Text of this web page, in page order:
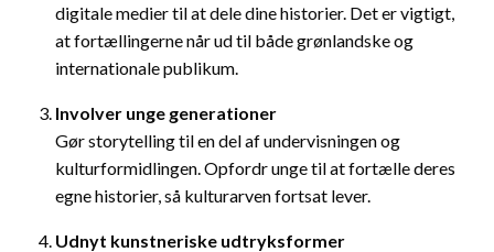
digitale medier til at dele dine historier. Det er vigtigt,
at fortællingerne når ud til både grønlandske og
internationale publikum.
Involver unge generationer
Gør storytelling til en del af undervisningen og
kulturformidlingen. Opfordr unge til at fortælle deres
egne historier, så kulturarven fortsat lever.
Udnyt kunstneriske udtryksformer